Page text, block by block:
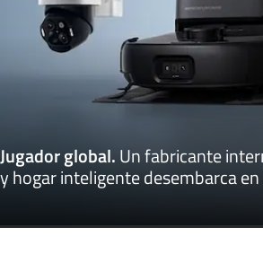
Jugador global.Un fabricante
y hogar inteligente desembarca